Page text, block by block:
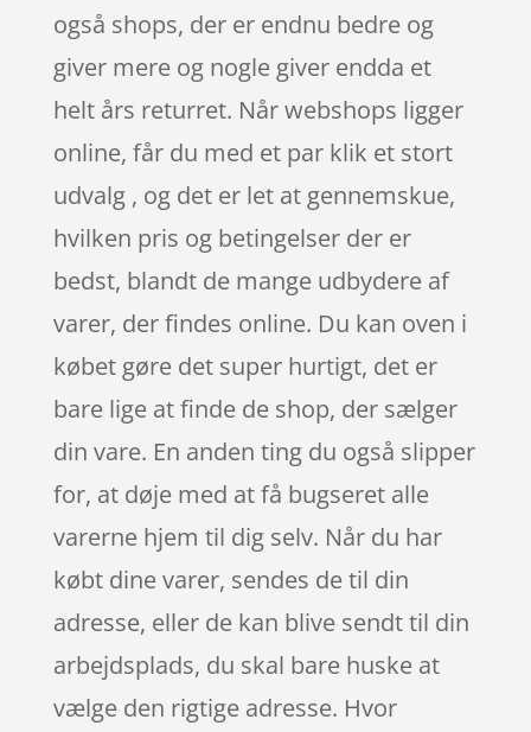
også shops, der er endnu bedre og
giver mere og nogle giver endda et
helt års returret. Når webshops ligger
online, får du med et par klik et stort
udvalg , og det er let at gennemskue,
hvilken pris og betingelser der er
bedst, blandt de mange udbydere af
varer, der findes online. Du kan oven i
købet gøre det super hurtigt, det er
bare lige at finde de shop, der sælger
din vare. En anden ting du også slipper
for, at døje med at få bugseret alle
varerne hjem til dig selv. Når du har
købt dine varer, sendes de til din
adresse, eller de kan blive sendt til din
arbejdsplads, du skal bare huske at
vælge den rigtige adresse. Hvor